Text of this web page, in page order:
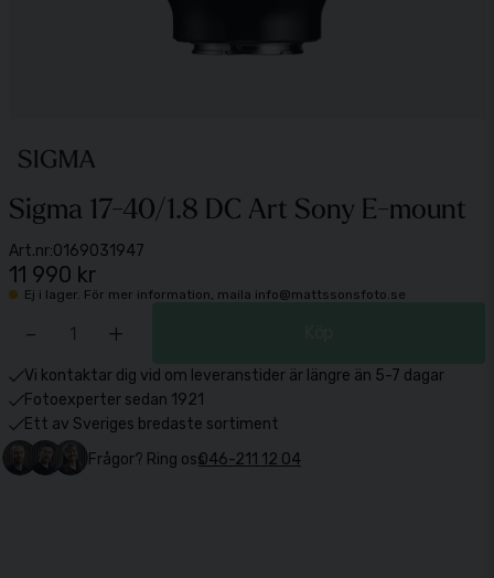
Sigma 17-40/1.8 DC Art Sony E-mount
Art.nr:0169031947
11 990 kr
Ej i lager. För mer information, maila info@mattssonsfoto.se
- +
Vi kontaktar dig vid om leveranstider är längre än 5-7 dagar
Fotoexperter sedan 1921
Ett av Sveriges bredaste sortiment
Frågor? Ring oss046-211 12 04